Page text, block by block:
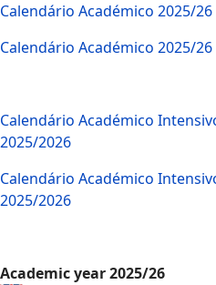
Calendário Académico 2025/26
Calendário Académico 2025/26
Calendário Académico
2025/2026
Calendário Académico
2025/2026
Academic year 2025/26